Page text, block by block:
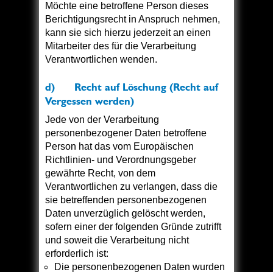
Möchte eine betroffene Person dieses
Berichtigungsrecht in Anspruch nehmen,
kann sie sich hierzu jederzeit an einen
Mitarbeiter des für die Verarbeitung
Verantwortlichen wenden.
d) Recht auf Löschung (Recht auf
Vergessen werden)
Jede von der Verarbeitung
personenbezogener Daten betroffene
Person hat das vom Europäischen
Richtlinien- und Verordnungsgeber
gewährte Recht, von dem
Verantwortlichen zu verlangen, dass die
sie betreffenden personenbezogenen
Daten unverzüglich gelöscht werden,
sofern einer der folgenden Gründe zutrifft
und soweit die Verarbeitung nicht
erforderlich ist:
Die personenbezogenen Daten wurden